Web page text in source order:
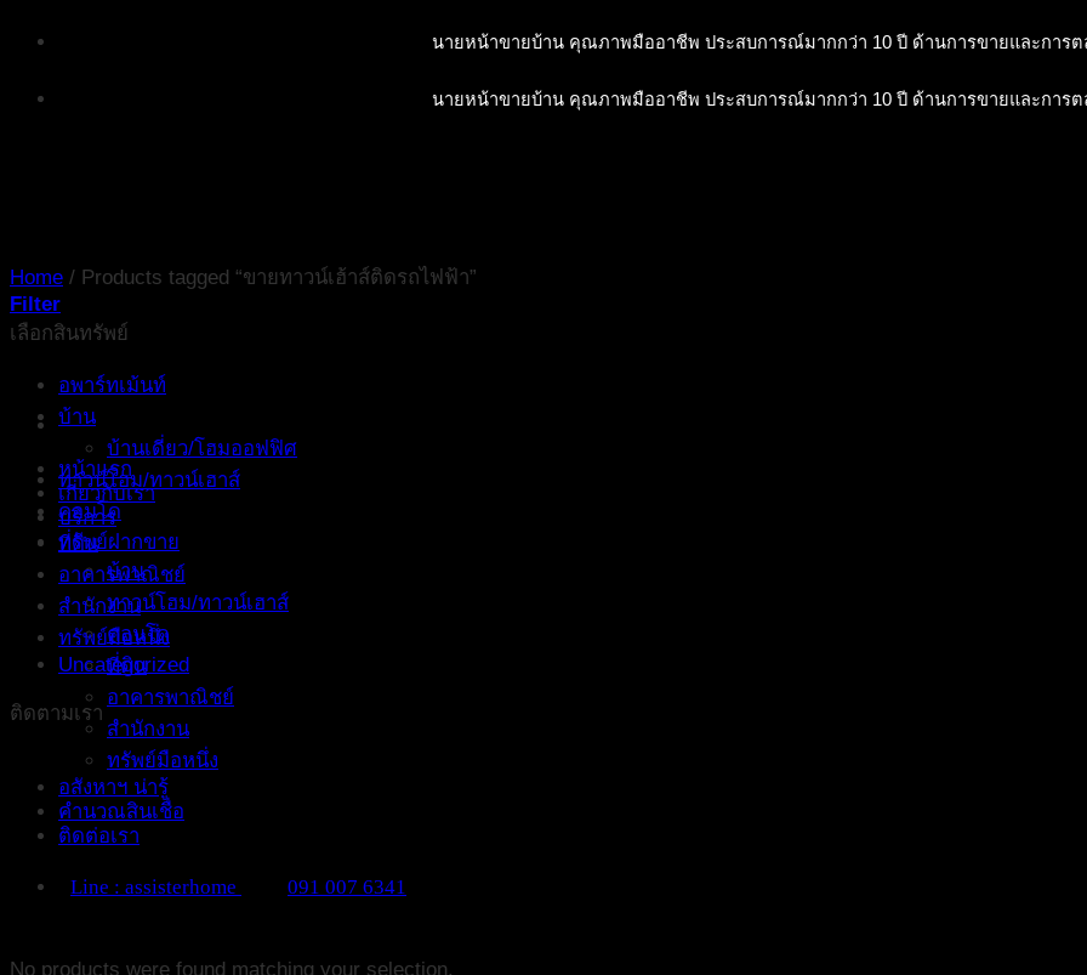
Skip
นายหน้าขายบ้าน คุณภาพมืออาชีพ ประสบการณ์มากกว่า 10 ปี ด้านการขายและการต
นายหน้าขายบ้าน คุณภาพมืออาชีพ ประสบการณ์มากกว่า 10 ปี ด้านการขายและการต
หน้าแรก
เกี่ยวกับเรา
บริการ
ทรัพย์ฝากขาย
บ้าน
ทาวน์โฮม/ทาวน์เฮาส์
คอนโด
ที่ดิน
อาคารพาณิชย์
สำนักงาน
ทรัพย์มือหนึ่ง
อสังหาฯ น่ารู้
คำนวณสินเชื่อ
ติดต่อเรา
Line : assisterhome 091 007 6341
Home / Products tagged “ขายทาวน์เฮ้าส์ติดรถไฟฟ้า”
Filter
เลือกสินทรัพย์
อพาร์ทเม้นท์
บ้าน
บ้านเดี่ยว/โฮมออฟฟิศ
ทาวน์โฮม/ทาวน์เฮาส์
คอนโด
ที่ดิน
อาคารพาณิชย์
สำนักงาน
ทรัพย์มือหนึ่ง
Uncategorized
ติดตามเรา
No products were found matching your selection.